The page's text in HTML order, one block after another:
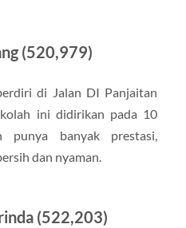
(520,979)
di Jalan DI Panjaitan
ini didirikan pada 10
punya banyak prestasi,
dan nyaman.
(522,203)